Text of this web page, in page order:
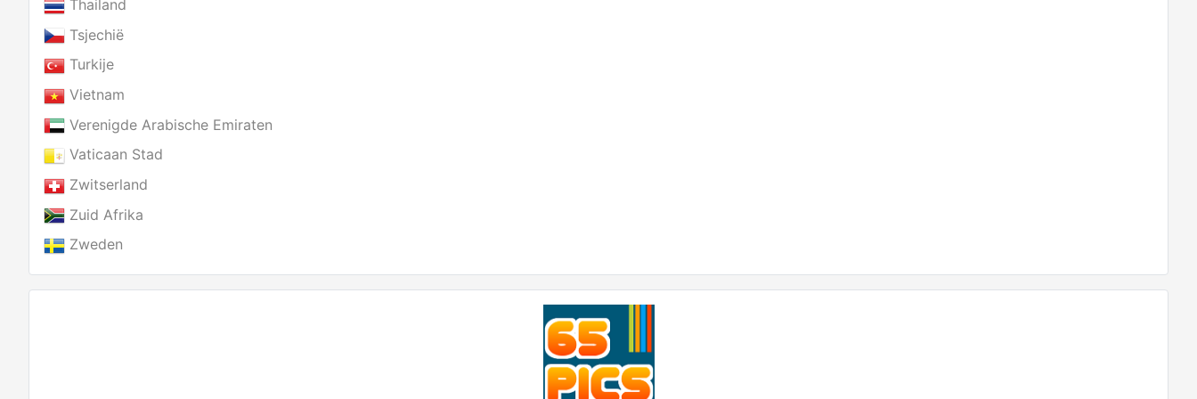
Thailand
Tsjechië
Turkije
Vietnam
Verenigde Arabische Emiraten
Vaticaan Stad
Zwitserland
Zuid Afrika
Zweden